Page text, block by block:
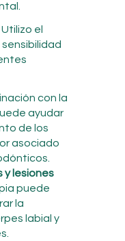
el
sensibilidad
con la
ayudar
de los
asociado
y lesiones
puede
la
labial y